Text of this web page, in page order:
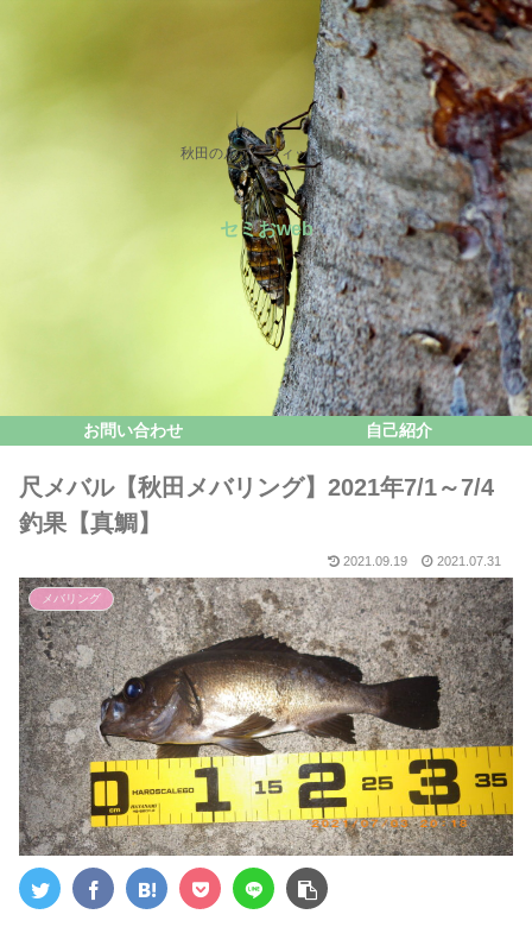
秋田のルアーフィッシング
セミおweb
お問い合わせ 自己紹介
尺メバル【秋田メバリング】2021年7/1～7/4
釣果【真鯛】
2021.09.19 2021.07.31
メバリング